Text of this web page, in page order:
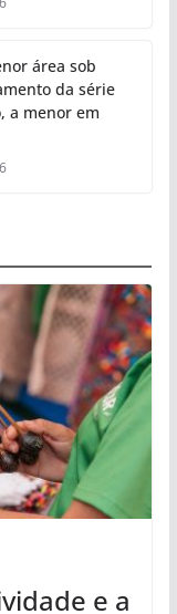
área sob
da série
a menor em
e a